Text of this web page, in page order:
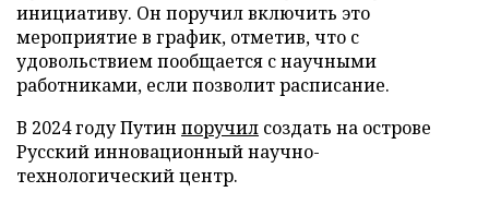
инициативу. Он поручил включить это
мероприятие в график, отметив, что с
удовольствием пообщается с научными
работниками, если позволит расписание.
В 2024 году Путин поручил создать на острове
Русский инновационный научно-
технологический центр.